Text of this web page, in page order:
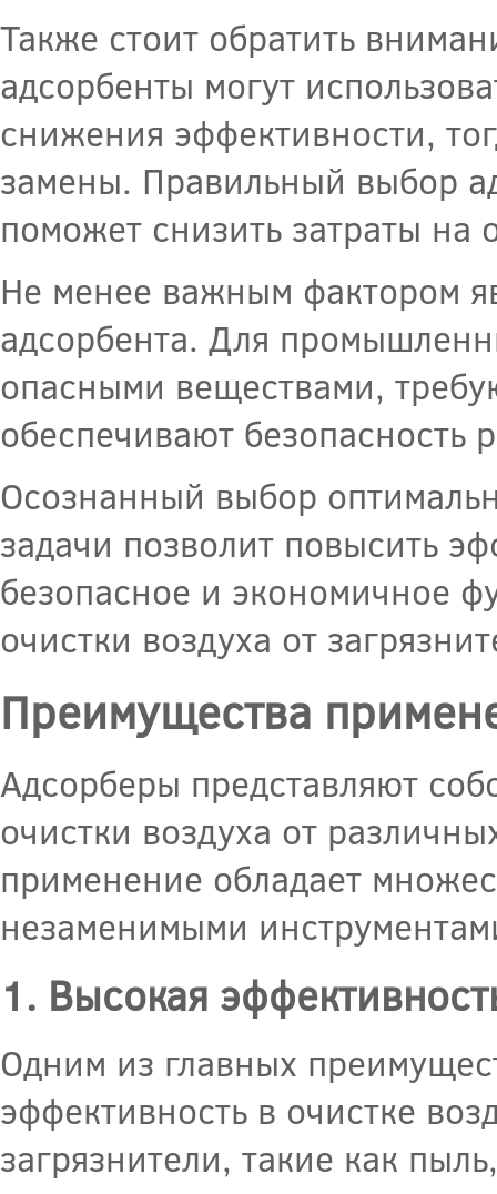
Также стоит обратить
адсорбенты могут
снижения эффективности,
замены. Правильный выбор
поможет снизить затраты
Не менее важным фактором
адсорбента. Для
опасными веществами,
обеспечивают
Осознанный выбор
задачи позволит повысить
безопасное и экономичное
очистки воздуха от
Преимущества
Адсорберы представляют
очистки воздуха от
применение обладает
незаменимыми
1. Высокая
Одним из главных
эффективность в очистке
загрязнители, такие как